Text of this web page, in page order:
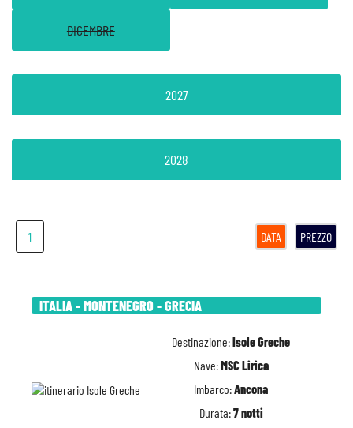
1 DATA PREZZO
ITALIA - MONTENEGRO - GRECIA
Destinazione:Isole Greche
Nave:MSC Lirica
Imbarco:Ancona
Durata:7 notti
DICEMBRE
2027
2028